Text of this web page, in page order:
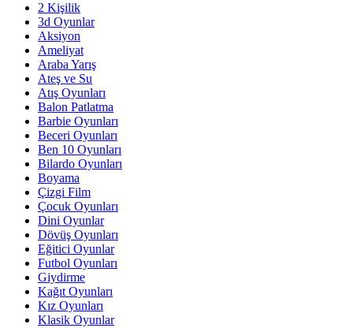
2 Kişilik
3d Oyunlar
Aksiyon
Ameliyat
Araba Yarış
Ateş ve Su
Atış Oyunları
Balon Patlatma
Barbie Oyunları
Beceri Oyunları
Ben 10 Oyunları
Bilardo Oyunları
Boyama
Çizgi Film
Çocuk Oyunları
Dini Oyunlar
Dövüş Oyunları
Eğitici Oyunlar
Futbol Oyunları
Giydirme
Kağıt Oyunları
Kız Oyunları
Klasik Oyunlar